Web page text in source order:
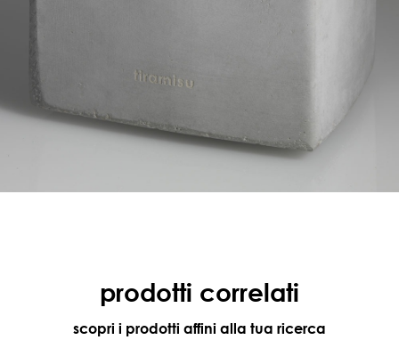
prodotti correlati
scopri i prodotti affini alla tua ricerca